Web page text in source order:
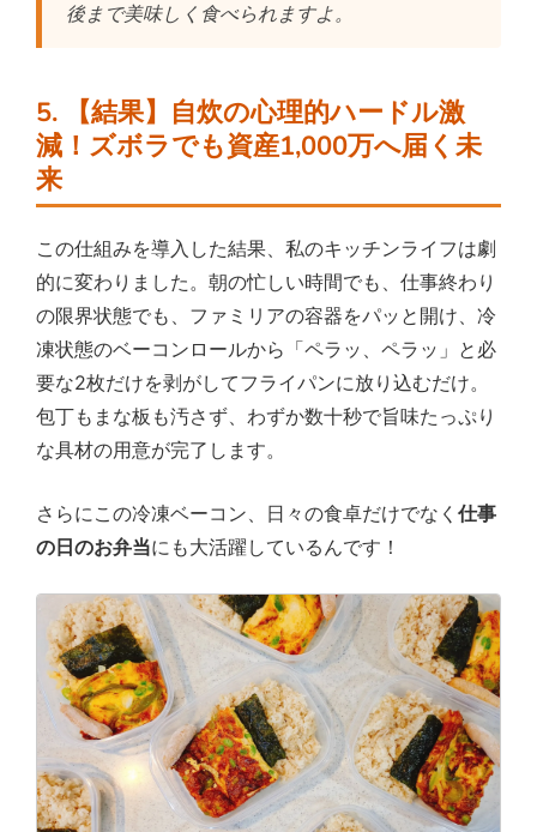
後まで美味しく食べられますよ。
5. 【結果】自炊の心理的ハードル激
減！ズボラでも資産1,000万へ届く未
来
この仕組みを導入した結果、私のキッチンライフは劇
的に変わりました。朝の忙しい時間でも、仕事終わり
の限界状態でも、ファミリアの容器をパッと開け、冷
凍状態のベーコンロールから「ペラッ、ペラッ」と必
要な2枚だけを剥がしてフライパンに放り込むだけ。
包丁もまな板も汚さず、わずか数十秒で旨味たっぷり
な具材の用意が完了します。
さらにこの冷凍ベーコン、日々の食卓だけでなく 仕事
の日のお弁当にも大活躍しているんです！